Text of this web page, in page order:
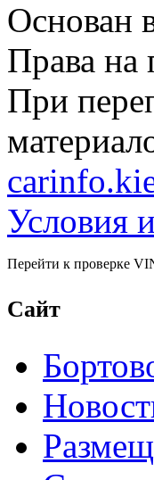
Основан
Права на
При
Условия
Перейти к проверке
Сайт